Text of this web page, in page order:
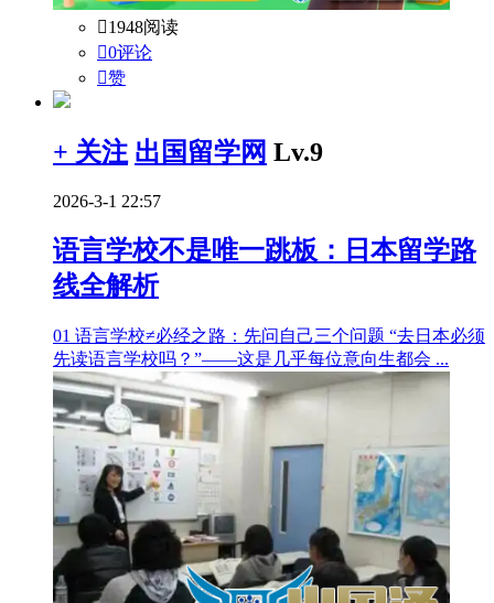
1948阅读
0评论
赞
+ 关注 出国留学网 Lv.9
2026-3-1 22:57
语言学校不是唯一跳板：日本留学路
线全解析
01 语言学校≠必经之路：先问自己三个问题 “去日本必须
先读语言学校吗？”——这是几乎每位意向生都会 ...